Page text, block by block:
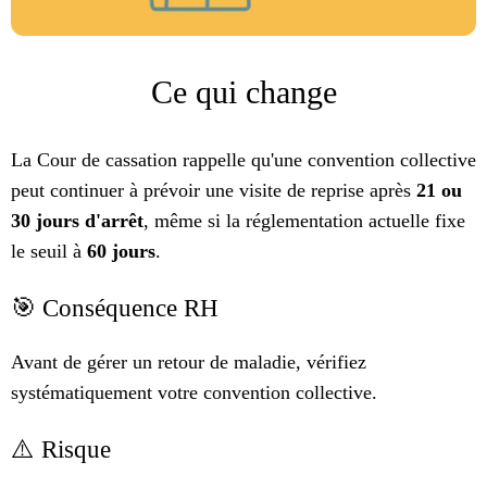
Ce qui change
La Cour de cassation rappelle qu'une convention collective
peut continuer à prévoir une visite de reprise après 21 ou
30 jours d'arrêt, même si la réglementation actuelle fixe
le seuil à 60 jours.
🎯 Conséquence RH
Avant de gérer un retour de maladie, vérifiez
systématiquement votre convention collective.
⚠️ Risque